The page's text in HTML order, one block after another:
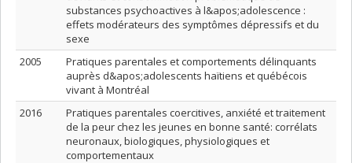
substances psychoactives à l&apos;adolescence :
effets modérateurs des symptômes dépressifs et du
sexe
2005
Pratiques parentales et comportements délinquants
auprès d&apos;adolescents haïtiens et québécois
vivant à Montréal
2016
Pratiques parentales coercitives, anxiété et traitement
de la peur chez les jeunes en bonne santé: corrélats
neuronaux, biologiques, physiologiques et
comportementaux